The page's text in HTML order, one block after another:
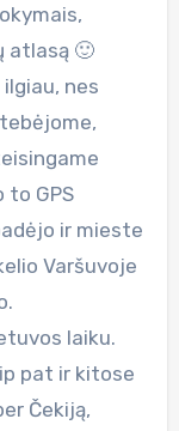
atlasą 🙂
nes
to GPS
ir mieste
Varšuvoje
laiku.
pat ir kitose
Čekiją,